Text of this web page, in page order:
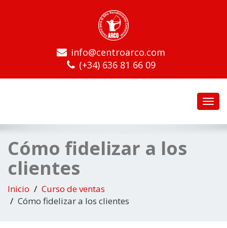
info@centroarco.com
(+34) 636 81 66 09
Cómo fidelizar a los
clientes
Inicio
Curso de ventas
Cómo fidelizar a los clientes